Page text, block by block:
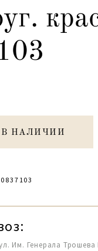
В НАЛИЧИИ
Им. Генерала Трошева